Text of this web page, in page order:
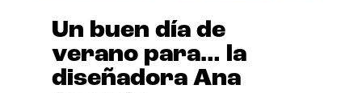
Un buen día de
verano para… la
diseñadora Ana